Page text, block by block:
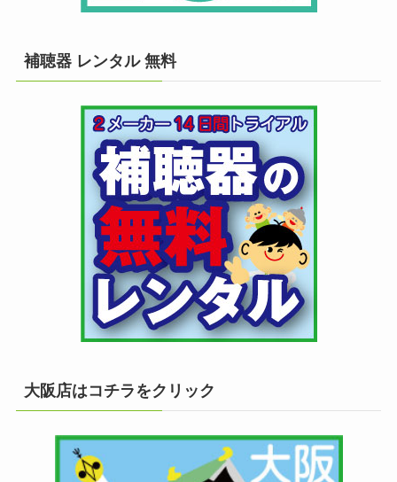
補聴器 レンタル 無料
大阪店はコチラをクリック